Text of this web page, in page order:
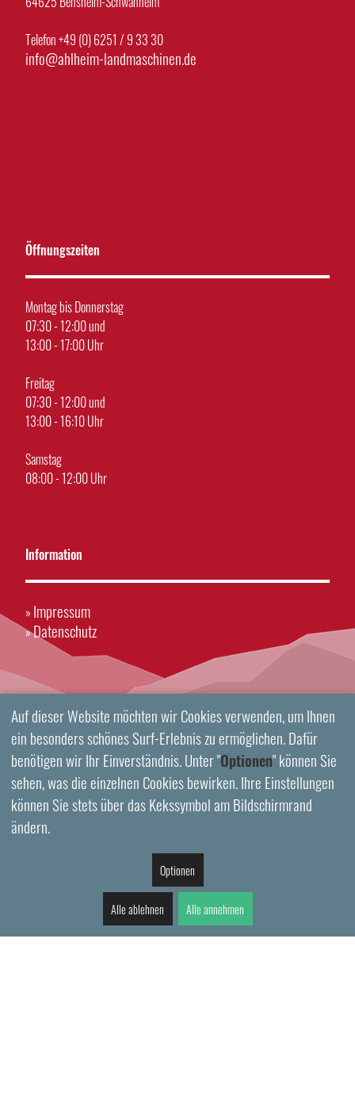
Telefon +49 (0) 6251 / 9 33 30
info@ahlheim-landmaschinen.de
Öffnungszeiten
Montag bis Donnerstag
07:30 - 12:00 und
13:00 - 17:00 Uhr
Freitag
07:30 - 12:00 und
13:00 - 16:10 Uhr
Samstag
08:00 - 12:00 Uhr
Information
» Impressum
»Datenschutz
Auf dieser Website möchten wir Cookies verwenden, um Ihnen
ein besonders schönes Surf-Erlebnis zu ermöglichen. Dafür
benötigen wir Ihr Einverständnis. Unter "Optionen" können Sie
sehen, was die einzelnen Cookies bewirken. Ihre Einstellungen
können Sie stets über das Kekssymbol am Bildschirmrand
ändern.
Optionen
Alle ablehnen Alle annehmen